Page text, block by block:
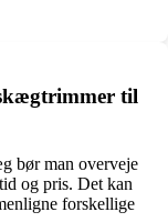
til
bør man overveje
og pris. Det kan
forskellige